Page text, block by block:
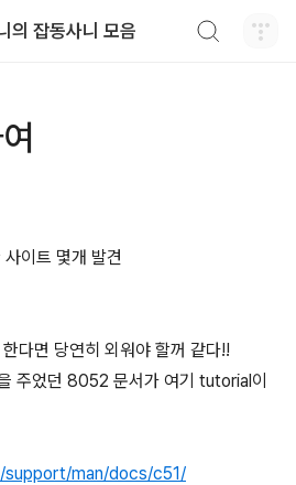
의 잡동사니 모음
이트 몇개 발견
다면 당연히 외워야 할꺼 같다!!
주었던 8052 문서가 여기 tutorial이
man/docs/c51/